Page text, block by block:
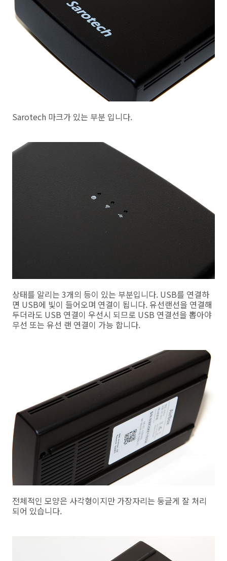
Sarotech 마크가 있는 부분 입니다.
상태를 알리는 3개의 등이 있는 부분입니다. USB를 연결하
면 USB에 빛이 들어오며 연결이 됩니다. 유선랜선을 연결해
두더라도 USB 연결이 우선시 되므로 USB 연결선을 뽑아야
무선 또는 유선 랜 연결이 가능 합니다.
전체적인 모양은 사각형이지만 가장자리는 둥글게 잘 처리
되어 있습니다.